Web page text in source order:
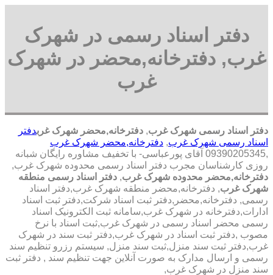
دفتر اسناد رسمی در شهرک
غرب, دفترخانه,محضر در شهرک
غرب
دفتر اسناد رسمی شهرک غرب, دفترخانه,محضر شهرک غربدفتر
اسناد رسمی شهرک غرب, دفترخانه,محضر شهرک غرب
,09390205345 آقای پورعباسی- با تخفیف مشاوره رايگان شبانه
روزی کارشناسان مجرب دفتر اسناد رسمی محدوده شهرک غرب,
دفترخانه,محضر محدوده شهرک غرب, دفتر اسناد رسمی منطقه
شهرک غرب, دفترخانه,محضر منطقه شهرک غرب,دفتر اسناد
رسمی, دفترخانه,محضر,دفتر ثبت اسناد شرکت,دفتر ثبت اسناد
ادارات,دفترخانه در شهرک غرب,سامانه ثبت الکترونیک اسناد
رسمی محضر اسناد رسمی در شهرک غرب,ثبت اسناد با نرخ
مصوب ,دفتر ثبت اسناد در شهرک غرب,دفتر ثبت سند در شهرک
غرب,دفتر ثبت سند منزل,ثبت سند منزل, سیستم رزرو تنظیم سند
رسمی و ارسال مدارک به صورت آنلاین جهت تنظیم سند , دفتر ثبت
سند منزل در شهرک غرب,